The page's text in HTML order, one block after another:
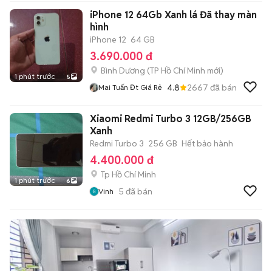
1 phút trước 5
iPhone 12 64Gb Xanh lá Đã thay màn
hình
iPhone 12 64 GB
3.690.000 đ
Bình Dương (TP Hồ Chí Minh mới)
Mai Tuấn Đt Giá Rẻ 4.8 2667 đã bán
1 phút trước 6
Xiaomi Redmi Turbo 3 12GB/256GB
Xanh
Redmi Turbo 3 256 GB Hết bảo hành
4.400.000 đ
Tp Hồ Chí Minh
Vinh 5 đã bán